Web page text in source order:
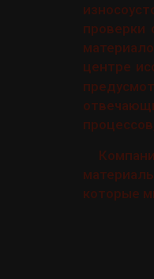
проверки
центре
которые